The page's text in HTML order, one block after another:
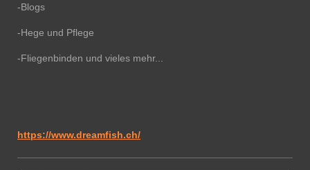
-Blogs
-Hege und Pflege
-Fliegenbinden und vieles mehr...
https://www.dreamfish.ch/